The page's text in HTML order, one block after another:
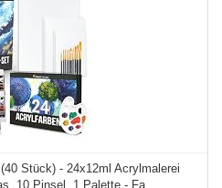
Stück) - 24x12ml Acrylmalerei
10 Pinsel, 1 Palette - Fa ...